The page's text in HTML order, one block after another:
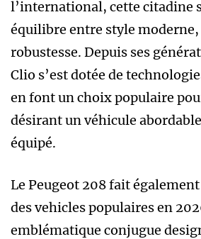
l’international, cette citadine
équilibre entre style
robustesse. Depuis ses
Clio s’est dotée de
en font un choix populaire
désirant un véhicule
équipé.
Le Peugeot 208 fait
des vehicles populaires en
emblématique conjugue